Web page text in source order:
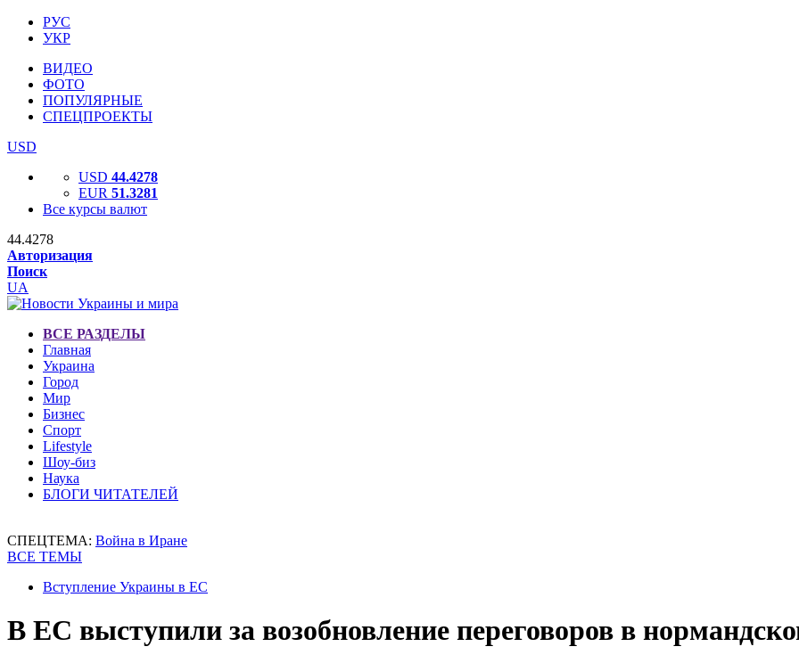
РУС
УКР
ВИДЕО
ФОТО
ПОПУЛЯРНЫЕ
СПЕЦПРОЕКТЫ
USD
USD 44.4278
EUR 51.3281
Все курсы валют
44.4278
Авторизация
Поиск
UA
ВСЕ РАЗДЕЛЫ
Главная
Украина
Город
Мир
Бизнес
Спорт
Lifestyle
Шоу-биз
Наука
БЛОГИ ЧИТАТЕЛЕЙ
СПЕЦТЕМА: Война в Иране
ВСЕ ТЕМЫ
Вступление Украины в ЕС
В ЕС выступили за возобновление переговоров в